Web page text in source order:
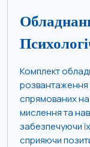
Комплект
розвантаження
спрямованих на
мислення та
забезпечуючи
сприяючи